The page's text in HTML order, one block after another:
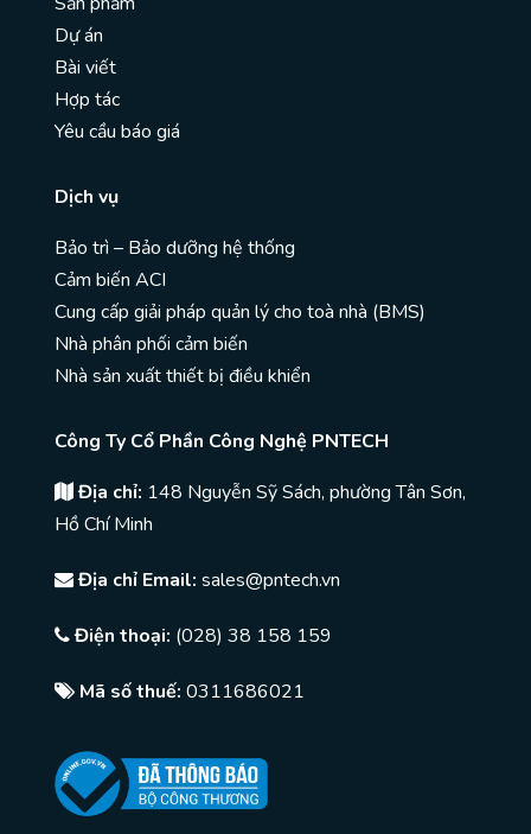
Dự án
Bài viết
Hợp tác
Yêu cầu báo giá
Dịch vụ
Bảo trì – Bảo dưỡng hệ thống
Cảm biến ACI
Cung cấp giải pháp quản lý cho toà nhà (BMS)
Nhà phân phối cảm biến
Nhà sản xuất thiết bị điều khiển
Công Ty Cổ Phần Công Nghệ PNTECH
Địa chỉ: 148 Nguyễn Sỹ Sách, phường Tân Sơn,
Hồ Chí Minh
Địa chỉ Email: sales@pntech.vn
Điện thoại: (028) 38 158 159
Mã số thuế: 0311686021